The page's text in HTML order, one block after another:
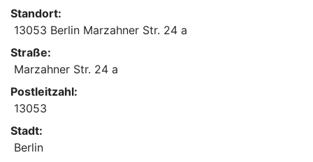
Standort:
13053 Berlin Marzahner Str. 24 a
Straße:
Marzahner Str. 24 a
Postleitzahl:
13053
Stadt:
Berlin